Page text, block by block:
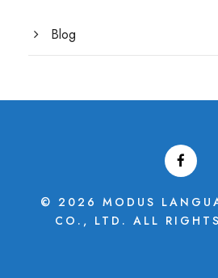
Blog
© 2026 MODUS
CO., LTD. ALL